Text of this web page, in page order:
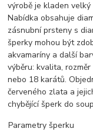
výrobě je kladen
Nabídka obsahuje
zásnubní prsteny s
šperky mohou být
akvamaríny a další
výběru: kvalita,
nebo 18 karátů.
červeného zlata a
chybějící šperk do
Parametry šperku